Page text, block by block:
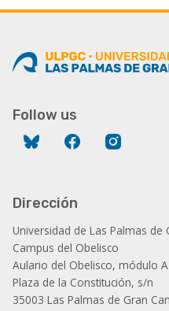
Follow us
Bluesky Facebook
Dirección
Universidad de Las Palmas de
Campus del Obelisco
Aulario del Obelisco, módulo A
Plaza de la Constitución, s/n
35003 Las Palmas de Gran